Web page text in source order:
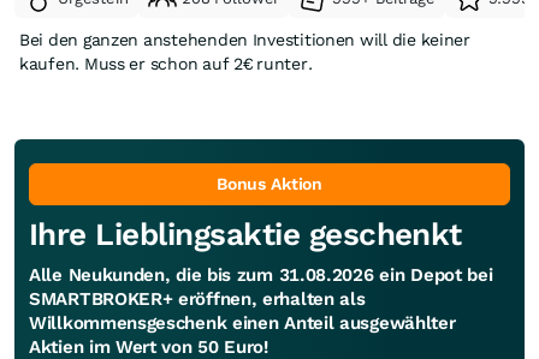
Bei den ganzen anstehenden Investitionen will die keiner
kaufen. Muss er schon auf 2€ runter.
Bonus Aktion
Ihre Lieblingsaktie geschenkt
Alle Neukunden, die bis zum 31.08.2026 ein Depot bei
SMARTBROKER+ eröffnen, erhalten als
Willkommensgeschenk einen Anteil ausgewählter
Aktien im Wert von 50 Euro!